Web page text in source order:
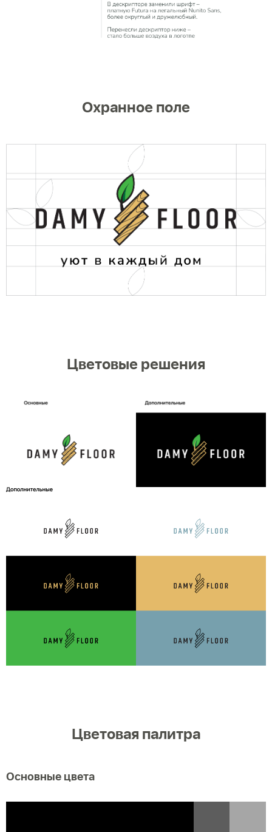
Охранное поле
Цветовые решения
Цветовая палитра
Основные цвета